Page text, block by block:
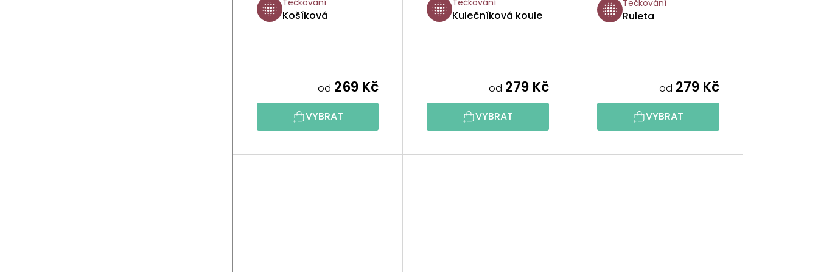
Košíková
od 269 Kč
VYBRAT
Kulečníková koule
od 279 Kč
VYBRAT
Tečkování
Ruleta
od 279 Kč
VYBRAT